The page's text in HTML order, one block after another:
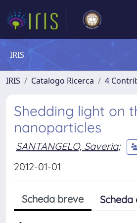
IRIS
IRIS Catalogo Ricerca 4
Shedding light on
nanoparticles
SANTANGELO, Saveria;
2012-01-01
Scheda breve